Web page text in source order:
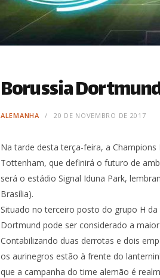
Borussia
ALEMANHA 20 DE NOVEMBRO DE 2017
Na tarde desta terça-feira, a
Tottenham, que definirá o futuro de
será o estádio Signal Iduna Park,
Brasília).
Situado no terceiro posto do grupo H
Dortmund pode ser considerado a
Contabilizando duas derrotas e dois
os aurinegros estão à frente do
que a campanha do time alemão é